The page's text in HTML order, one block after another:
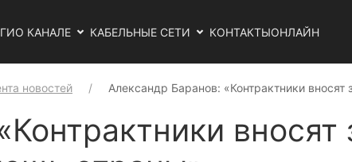
О КАНАЛЕ КАБЕЛЬНЫЕ СЕТИ КОНТАКТЫОНЛАЙН
новостей Александр Баранов: «Контрактники вносят
вносят